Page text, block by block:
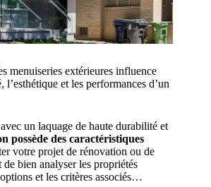
menuiseries extérieures influence
et les performances d’un
un laquage de haute durabilité et
possède des caractéristiques
votre projet de rénovation ou de
bien analyser les propriétés
et les critères associés…